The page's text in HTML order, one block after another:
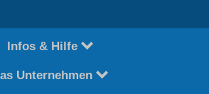
Infos & Hilfe
Unternehmen